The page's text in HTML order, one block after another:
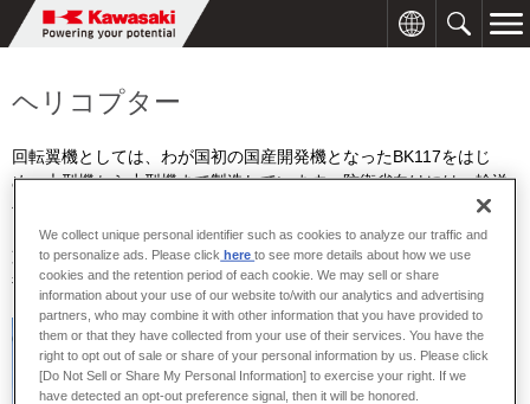
ヘリコプター
回転翼機としては、わが国初の国産開発機となったBK117をはじ
め、大型機から小型機まで製造しています。防衛省向けには、輸送
ヘリコプターCH-47J/JAの製造を行っているほか、観測ヘリコプタ
ーOH-1の製造、掃海・輸送ヘリコプターMCH-101および南極輸送
支援ヘリコプターCH-101の機体およびエンジンのライセンス製造を
行ってきました。
We collect unique personal identifier such as cookies to analyze our traffic and
to personalize ads. Please click hereto see more details about how we use
cookies and the retention period of each cookie. We may sell or share
information about your use of our website to/with our analytics and advertising
partners, who may combine it with other information that you have provided to
them or that they have collected from your use of their services. You have the
right to opt out of sale or share of your personal information by us. Please click
[Do Not Sell or Share My Personal Information] to exercise your right. If we
have detected an opt-out preference signal, then it will be honored.